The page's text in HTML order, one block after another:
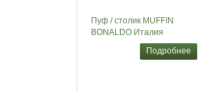
Пуф / столик MUFFIN
BONALDO Италия
Подробнее